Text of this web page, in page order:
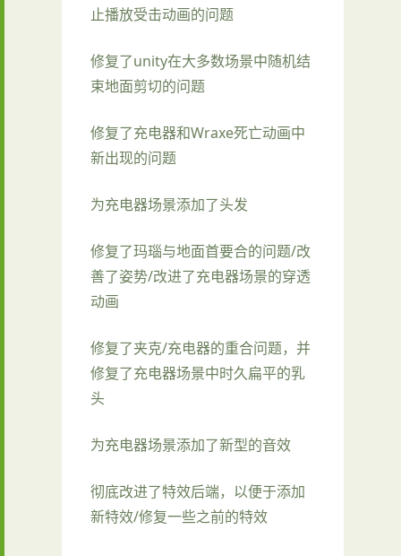
止播放受击动画的问题
修复了unity在大多数场景中随机结
束地面剪切的问题
修复了充电器和Wraxe死亡动画中
新出现的问题
为充电器场景添加了头发
修复了玛瑙与地面首要合的问题/改
善了姿势/改进了充电器场景的穿透
动画
修复了夹克/充电器的重合问题，并
修复了充电器场景中时久扁平的乳
头
为充电器场景添加了新型的音效
彻底改进了特效后端，以便于添加
新特效/修复一些之前的特效